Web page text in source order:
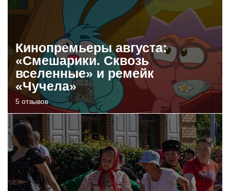
Кинопремьеры августа:
«Смешарики. Сквозь
вселенные» и ремейк
«Чучела»
5 отзывов